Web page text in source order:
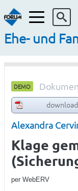
Menü
Ehe- und
DEMO
Alexandra
Klage
per WebERV